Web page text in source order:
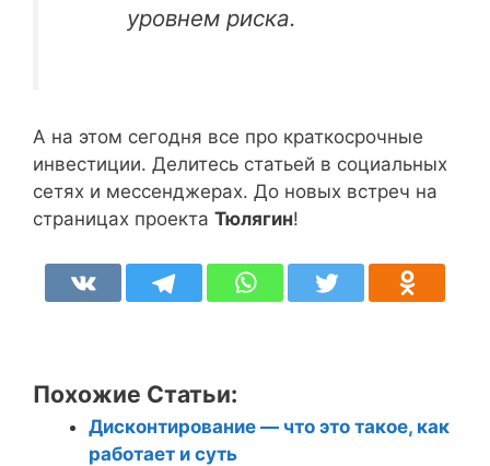
уровнем риска.
А на этом сегодня все про краткосрочные
инвестиции. Делитесь статьей в социальных
сетях и мессенджерах. До новых встреч на
страницах проекта Тюлягин!
Похожие Статьи:
Дисконтирование — что это такое, как
работает и суть